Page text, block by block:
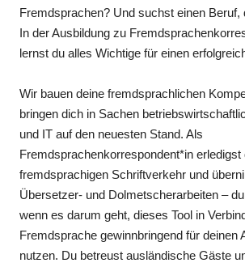
Fremdsprachen? Und suchst einen Beruf,
In der Ausbildung zu
lernst du alles Wichtige für einen
Wir bauen deine fremdsprachlichen
bringen dich in Sachen
und IT auf den neuesten Stand. Als
Fremdsprachenkorrespondent*in erledigst
fremdsprachigen Schriftverkehr und
Übersetzer- und Dolmetscherarbeiten –
wenn es darum geht, dieses Tool in
Fremdsprache gewinnbringend für deinen
nutzen. Du betreust ausländische Gäste